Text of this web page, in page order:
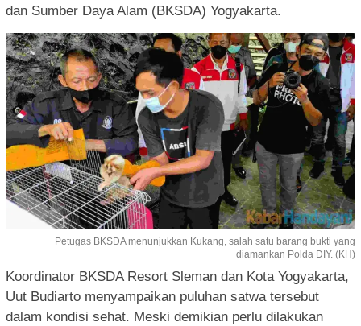
dan Sumber Daya Alam (BKSDA) Yogyakarta.
Petugas BKSDA menunjukkan Kukang, salah satu barang bukti yang
diamankan Polda DIY. (KH)
Koordinator BKSDA Resort Sleman dan Kota Yogyakarta,
Uut Budiarto menyampaikan puluhan satwa tersebut
dalam kondisi sehat. Meski demikian perlu dilakukan